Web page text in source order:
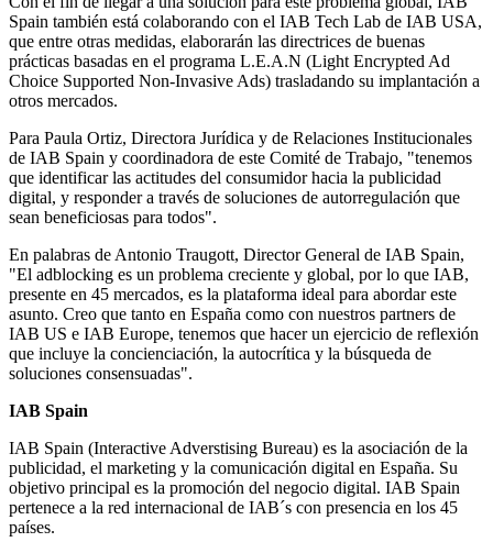
Spain también está colaborando con el IAB Tech Lab de IAB USA,
que entre otras medidas, elaborarán las directrices de buenas
prácticas basadas en el programa L.E.A.N (Light Encrypted Ad
Choice Supported Non-Invasive Ads) trasladando su implantación a
otros mercados.
Para Paula Ortiz, Directora Jurídica y de Relaciones Institucionales
de IAB Spain y coordinadora de este Comité de Trabajo, "tenemos
que identificar las actitudes del consumidor hacia la publicidad
digital, y responder a través de soluciones de autorregulación que
sean beneficiosas para todos".
En palabras de Antonio Traugott, Director General de IAB Spain,
"El adblocking es un problema creciente y global, por lo que IAB,
presente en 45 mercados, es la plataforma ideal para abordar este
asunto. Creo que tanto en España como con nuestros partners de
IAB US e IAB Europe, tenemos que hacer un ejercicio de reflexión
que incluye la concienciación, la autocrítica y la búsqueda de
soluciones consensuadas".
IAB Spain
IAB Spain (Interactive Adverstising Bureau) es la asociación de la
publicidad, el marketing y la comunicación digital en España. Su
objetivo principal es la promoción del negocio digital. IAB Spain
pertenece a la red internacional de IAB´s con presencia en los 45
países.